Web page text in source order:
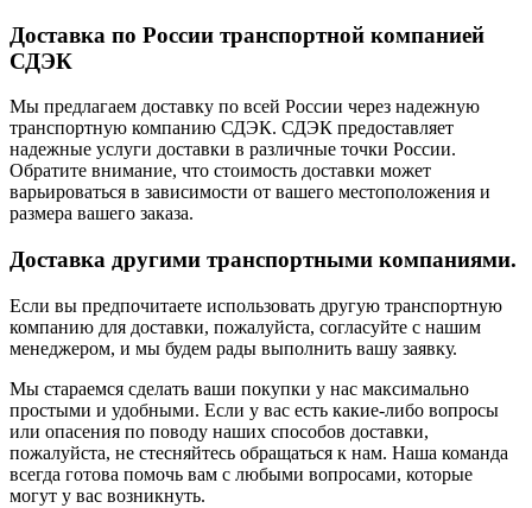
Доставка по России транспортной компанией
СДЭК
Мы предлагаем доставку по всей России через надежную
транспортную компанию СДЭК. СДЭК предоставляет
надежные услуги доставки в различные точки России.
Обратите внимание, что стоимость доставки может
варьироваться в зависимости от вашего местоположения и
размера вашего заказа.
Доставка другими транспортными компаниями.
Если вы предпочитаете использовать другую транспортную
компанию для доставки, пожалуйста, согласуйте с нашим
менеджером, и мы будем рады выполнить вашу заявку.
Мы стараемся сделать ваши покупки у нас максимально
простыми и удобными. Если у вас есть какие-либо вопросы
или опасения по поводу наших способов доставки,
пожалуйста, не стесняйтесь обращаться к нам. Наша команда
всегда готова помочь вам с любыми вопросами, которые
могут у вас возникнуть.